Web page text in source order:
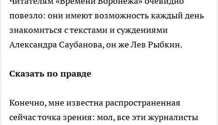
повезло: они имеют возможность каждый день
знакомиться с текстами и суждениями
Александра Саубанова, он же Лев Рыбкин.
Сказать по правде
Конечно, мне известна распространенная
сейчас точка зрения: мол, все эти журналисты